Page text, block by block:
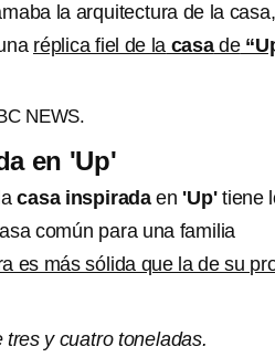
la arquitectura de la
réplica fiel de la casade
NEWS.
en 'Up'
casa inspirada en 'Up'tiene
común para una familia
es más sólida que la de su
y cuatro toneladas.